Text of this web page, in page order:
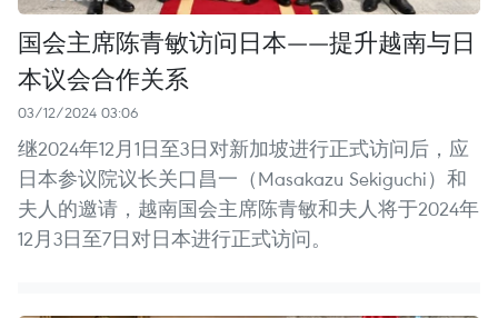
国会主席陈青敏访问日本——提升越南与日
本议会合作关系
03/12/2024 03:06
继2024年12月1日至3日对新加坡进行正式访问后，应
日本参议院议长关口昌一（Masakazu Sekiguchi）和
夫人的邀请，越南国会主席陈青敏和夫人将于2024年
12月3日至7日对日本进行正式访问。